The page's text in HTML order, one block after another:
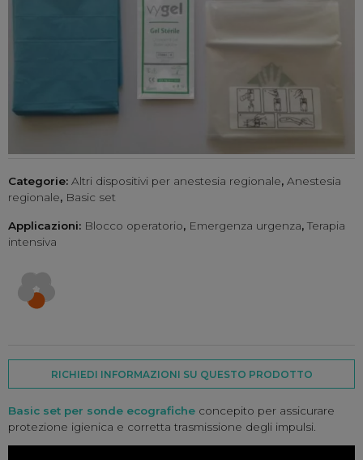
Categorie: Altri dispositivi per anestesia regionale, Anestesia
regionale, Basic set
Applicazioni: Blocco operatorio, Emergenza urgenza, Terapia
intensiva
RICHIEDI INFORMAZIONI SU QUESTO PRODOTTO
Basic set per sonde ecografiche concepito per assicurare
protezione igienica e corretta trasmissione degli impulsi.